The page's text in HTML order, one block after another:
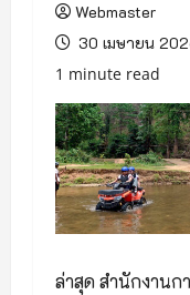
Webmaster
30 เมษายน
1 minute read
ล่าสุด สำนักงานก